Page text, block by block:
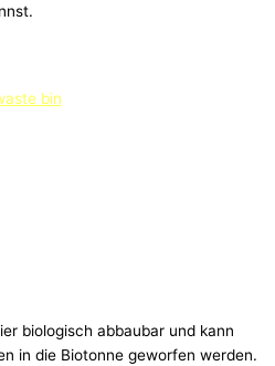
biologisch abbaubar und kann
in die Biotonne geworfen werden.